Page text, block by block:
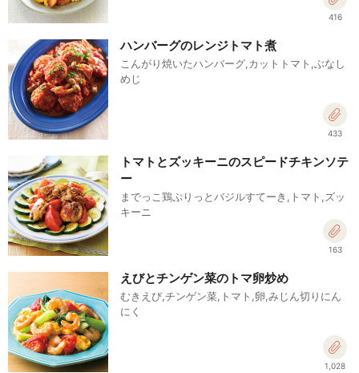
416
ハンバーグのレンジトマト煮
こんがり焼いたハンバーグ,カットトマト,ぶなし
めじ
433
トマトとズッキーニのスピードチキンソテ
ー
までっこ鶏ぷりっとバジルすてーき,トマト,ズッ
キーニ
163
えびとチンゲン菜のトマ卵炒め
むきえび,チンゲン菜,トマト,卵,みじん切りにん
にく
1,028